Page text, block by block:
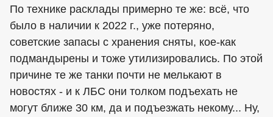
По технике расклады примерно те же: всё, что
было в наличии к 2022 г., уже потеряно,
советские запасы с хранения сняты, кое-как
подмандырены и тоже утилизировались. По этой
причине те же танки почти не мелькают в
новостях - и к ЛБС они толком подъехать не
могут ближе 30 км, да и подъезжать некому... Ну,